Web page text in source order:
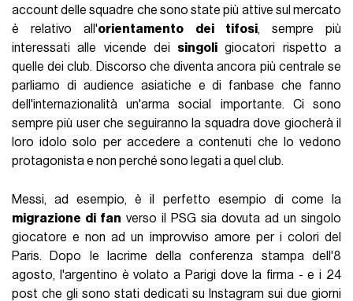
account delle squadre che sono state più attive sul mercato
è relativo all'orientamento dei tifosi, sempre più
interessati alle vicende dei singoli giocatori rispetto a
quelle dei club. Discorso che diventa ancora più centrale se
parliamo di audience asiatiche e di fanbase che fanno
dell'internazionalità un'arma social importante. Ci sono
sempre più user che seguiranno la squadra dove giocherà il
loro idolo solo per accedere a contenuti che lo vedono
protagonista e non perché sono legati a quel club.
Messi, ad esempio, è il perfetto esempio di come la
migrazione di fan verso il PSG sia dovuta ad un singolo
giocatore e non ad un improvviso amore per i colori del
Paris. Dopo le lacrime della conferenza stampa dell'8
agosto, l'argentino è volato a Parigi dove la firma - e i 24
post che gli sono stati dedicati su Instagram sui due giorni